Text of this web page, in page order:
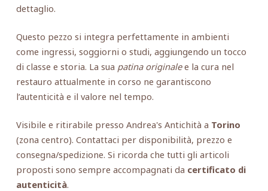
dettaglio.
Questo pezzo si integra perfettamente in ambienti
come ingressi, soggiorni o studi, aggiungendo un tocco
di classe e storia. La sua patina originalee la cura nel
restauro attualmente in corso ne garantiscono
l’autenticità e il valore nel tempo.
Visibile e ritirabile presso Andrea's Antichità a Torino
(zona centro). Contattaci per disponibilità, prezzo e
consegna/spedizione. Si ricorda che tutti gli articoli
proposti sono sempre accompagnati da certificato di
autenticità.